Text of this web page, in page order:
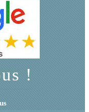
!